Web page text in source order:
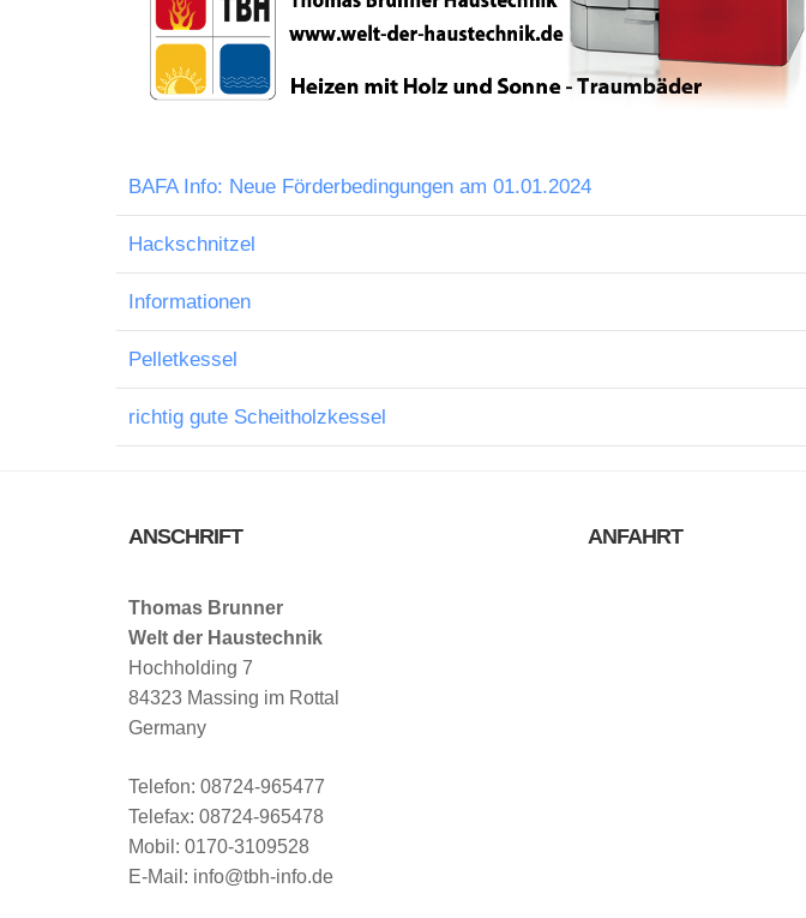
BAFA Info: Neue Förderbedingungen am 01.01.2024
Hackschnitzel
Informationen
Pelletkessel
richtig gute Scheitholzkessel
ANSCHRIFT
Thomas Brunner
Welt der Haustechnik
Hochholding 7
84323 Massing im Rottal
Germany
Telefon: 08724-965477
Telefax: 08724-965478
Mobil: 0170-3109528
E-Mail: info@tbh-info.de
ANFAHRT